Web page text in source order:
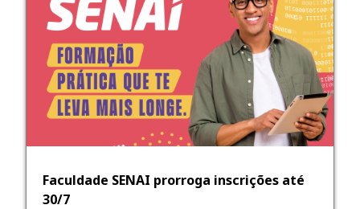
Faculdade SENAI prorroga inscrições até
30/7